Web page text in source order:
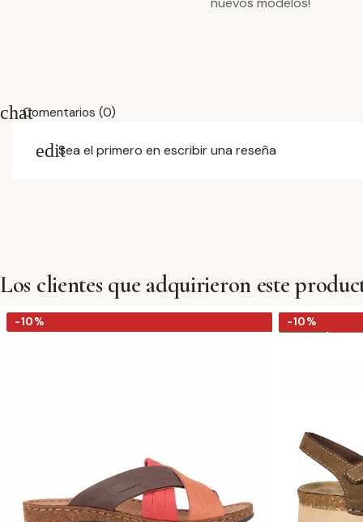
chatComentarios (0)
editSea el primero en escribir una reseña
Los clientes que adquirieron este
-10%
-10% -10%
NUEVO